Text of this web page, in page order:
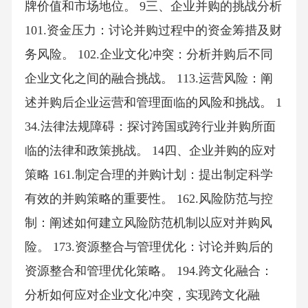
牌价值和市场地位。 9三、企业并购的挑战分析
101.资金压力：讨论并购过程中的资金筹措及财
务风险。 102.企业文化冲突：分析并购后不同
企业文化之间的融合挑战。 113.运营风险：阐
述并购后企业运营和管理面临的风险和挑战。 1
34.法律法规障碍：探讨跨国或跨行业并购所面
临的法律和政策挑战。 14四、企业并购的应对
策略 161.制定合理的并购计划：提出制定科学
有效的并购策略的重要性。 162.风险防范与控
制：阐述如何建立风险防范机制以应对并购风
险。 173.资源整合与管理优化：讨论并购后的
资源整合和管理优化策略。 194.跨文化融合：
分析如何应对企业文化冲突，实现跨文化融